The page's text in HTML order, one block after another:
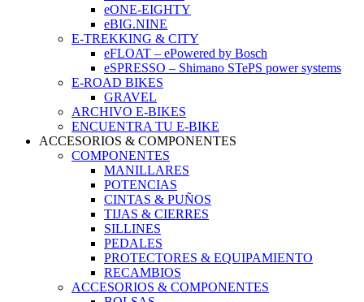
eONE-EIGHTY
eBIG.NINE
E-TREKKING & CITY
eFLOAT – ePowered by Bosch
eSPRESSO – Shimano STePS power systems
E-ROAD BIKES
GRAVEL
ARCHIVO E-BIKES
ENCUENTRA TU E-BIKE
ACCESORIOS & COMPONENTES
COMPONENTES
MANILLARES
POTENCIAS
CINTAS & PUÑOS
TIJAS & CIERRES
SILLINES
PEDALES
PROTECTORES & EQUIPAMIENTO
RECAMBIOS
ACCESORIOS & COMPONENTES